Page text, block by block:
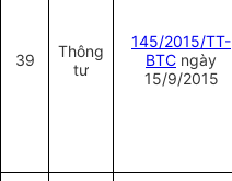
39
Thông
tư
145/2015/TT-
BTC ngày
15/9/2015